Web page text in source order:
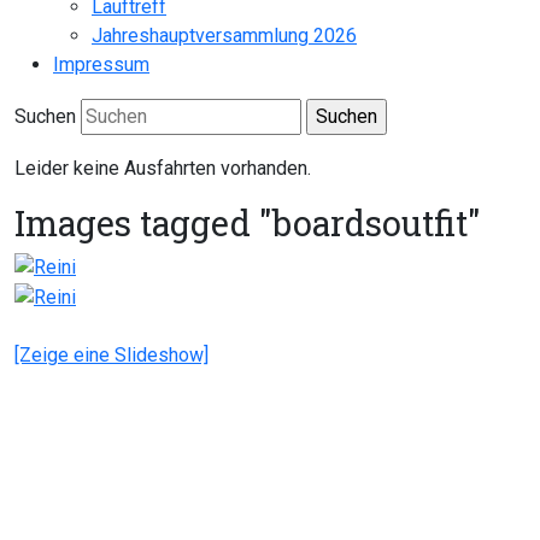
Lauftreff
Jahreshauptversammlung 2026
Impressum
Suchen
Leider keine Ausfahrten vorhanden.
Images tagged "boardsoutfit"
[Zeige eine Slideshow]